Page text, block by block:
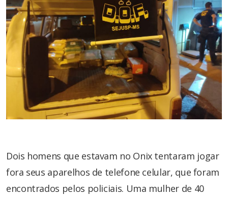
Dois homens que estavam no Onix tentaram jogar
fora seus aparelhos de telefone celular, que foram
encontrados pelos policiais. Uma mulher de 40